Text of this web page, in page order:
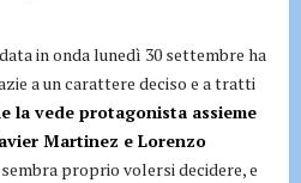
in onda lunedì 30 settembre ha
a un carattere deciso e a tratti
la vede protagonista assieme
Martinez e Lorenzo
sembra proprio volersi decidere, e